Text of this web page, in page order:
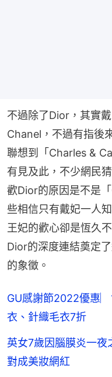
不過除了Dior，其實
Chanel，不過有指後
聯想到「Charles &
有見及此，不少網民
歡Dior的原因是不是
些相信只有戴妃一人
王妃的歡心卻是恆久
Dior的深度連結奠定
的象徵。
GU感謝節2022優惠
衣、針織毛衣7折
英女7歲因腦膜炎一
對成美妝網紅